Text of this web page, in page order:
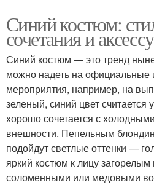
Синий костюм:
сочетания и
Синий костюм — это тренд
можно надеть на официальные
мероприятия, например, на
зеленый, синий цвет
хорошо сочетается с
внешности. Пепельным
подойдут светлые оттенки —
яркий костюм к лицу
соломенными или медовыми